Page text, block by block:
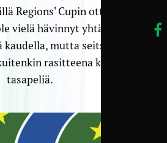
Regions' Cupin ottelussa.
vielä hävinnyt yhtäkään
mutta seitsemästä
rasitteena kolme
tasapeliä.